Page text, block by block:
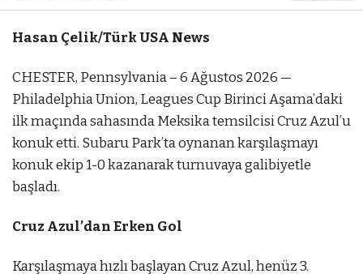
Hasan Çelik/Türk USA News
CHESTER, Pennsylvania – 6 Ağustos 2026 —
Philadelphia Union, Leagues Cup Birinci Aşama’daki
ilk maçında sahasında Meksika temsilcisi Cruz Azul’u
konuk etti. Subaru Park’ta oynanan karşılaşmayı
konuk ekip 1-0 kazanarak turnuvaya galibiyetle
başladı.
Cruz Azul’dan Erken Gol
Karşılaşmaya hızlı başlayan Cruz Azul, henüz 3.